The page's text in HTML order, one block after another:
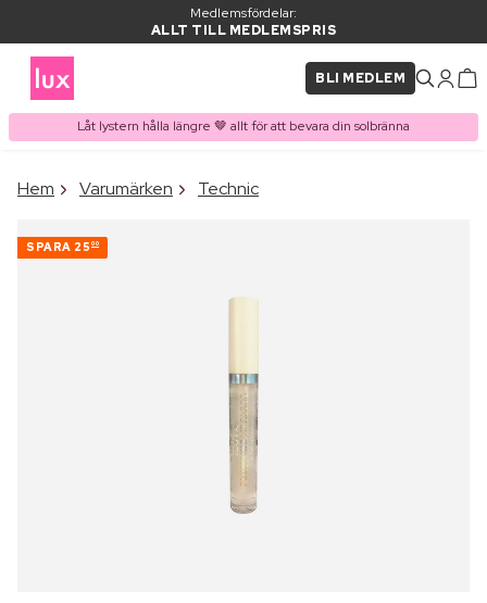
Medlemsfördelar:
ALLT TILL MEDLEMSPRIS
BLI MEDLEM
Låt lystern hålla längre 🤎 allt för att bevara din solbränna
PRODUKT I VARUKORGEN
Hem Varumärken Technic
SPARA 25 00